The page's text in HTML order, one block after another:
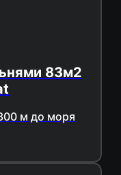
83м2
м до моря